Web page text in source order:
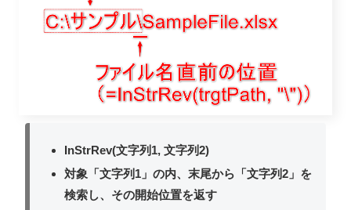
InStrRev(文字列1, 文字列2)
対象「文字列1」の内、末尾から「文字列2」を
検索し、その開始位置を返す